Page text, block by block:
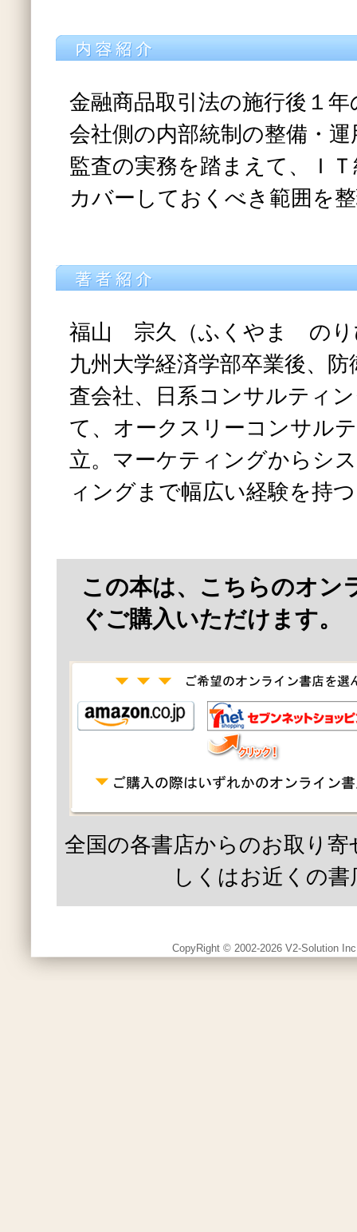
金融商品取引法の施行後１
会社側の内部統制の整備・
監査の実務を踏まえて、Ｉ
カバーしておくべき範囲を
福山 宗久（ふくやま のり
九州大学経済学部卒業後、
査会社、日系コンサルティ
て、オークスリーコンサル
立。マーケティングからシ
ィングまで幅広い経験を持
この本は、こちらのオン
ぐご購入いただけます。
全国の各書店からのお取り
しくはお近くの書
CopyRight © 2002-2026 V2-Solution